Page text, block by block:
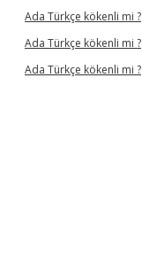
Ada Türkçe kökenli mi ?
Ada Türkçe kökenli mi ?
Ada Türkçe kökenli mi ?